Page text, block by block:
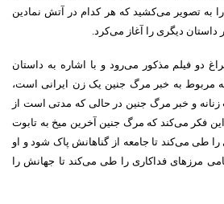
به تصویر می‌کشید که هر کدام در آتش نمادین
دیگری را آغاز می‌کرد.
دو فیلم مذکور می‌رود و با اشاره به داستان
مربوط به خبر مرگ جنین یک زن ایرانی است،
و خبر مرگ جنین در حالی که مدتی است از
فکر می‌کند که مرگ جنین آخرین میخ به تابوت
طی می‌کند تا جامعه از گناهانش پاک شود و او
مرزهای فداکاری را طی می‌کند تا جهانش را